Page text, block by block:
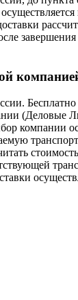
Бесплатно
(Деловые
компании